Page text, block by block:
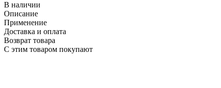
В наличии
Описание
Применение
Доставка и оплата
Возврат товара
С этим товаром покупают